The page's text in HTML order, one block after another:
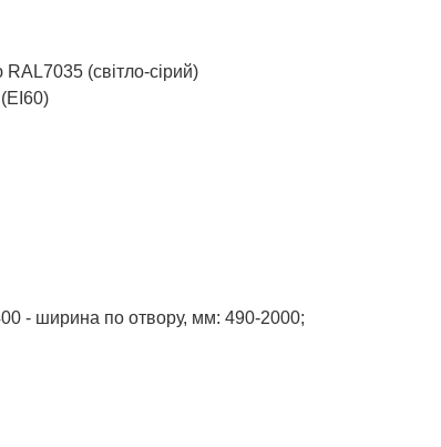
(cвітло-сірий)
- ширина по отвору, мм: 490-2000;